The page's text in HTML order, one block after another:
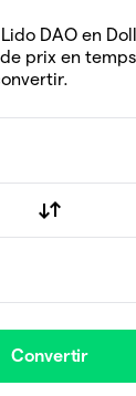
DAO en
prix en
Convertir